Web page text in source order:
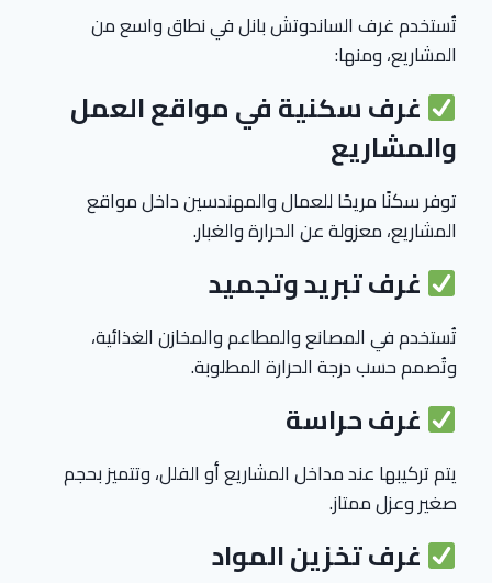
تُستخدم غرف الساندوتش بانل في نطاق واسع من
المشاريع، ومنها:
غرف سكنية في مواقع العمل
والمشاريع
توفر سكنًا مريحًا للعمال والمهندسين داخل مواقع
المشاريع، معزولة عن الحرارة والغبار.
غرف تبريد وتجميد
تُستخدم في المصانع والمطاعم والمخازن الغذائية،
وتُصمم حسب درجة الحرارة المطلوبة.
غرف حراسة
يتم تركيبها عند مداخل المشاريع أو الفلل، وتتميز بحجم
صغير وعزل ممتاز.
غرف تخزين المواد